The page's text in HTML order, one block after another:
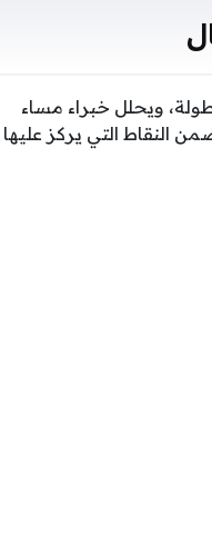
ويحلل خبراء مساء
النقاط التي يركز عليها